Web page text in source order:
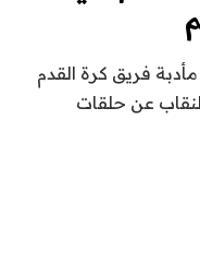
فريق كرة القدم
2026 لتكشف النقاب عن حلقات